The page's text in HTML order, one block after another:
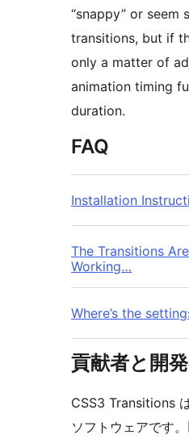
“snappy” or seem
transitions, but if
only a matter of
animation timing
duration.
FAQ
Installation
The Transitions
Working…
Where’s the
貢献者と開
CSS3 Transitions
ソフトウェアです